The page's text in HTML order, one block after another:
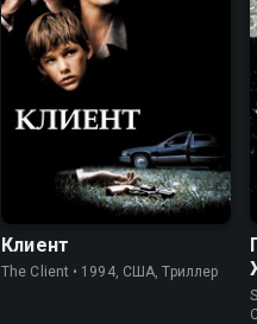
Клиент
The Client • 1994, США, Триллер